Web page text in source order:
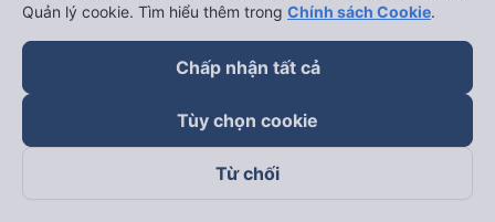
Hà Nội đi Tam Đảo
Đà Nẵng đi Huế
Quản lý cookie. Tìm hiểu thêm trong Chính sách Cookie.
Chấp nhận tất cả
Tùy chọn cookie
Từ chối